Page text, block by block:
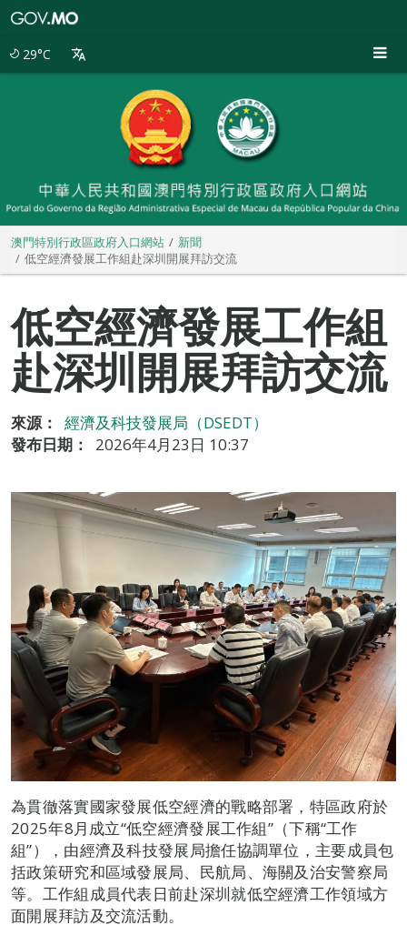
29°C
澳門特別行政區政府入口網站
新聞
低空經濟發展工作組赴深圳開展拜訪交流
低空經濟發展工作組
赴深圳開展拜訪交流
來源：
經濟及科技發展局（DSEDT）
發布日期：
2026年4月23日 10:37
為貫徹落實國家發展低空經濟的戰略部署，特區政府於
2025年8月成立“低空經濟發展工作組”（下稱“工作
組”），由經濟及科技發展局擔任協調單位，主要成員包
括政策研究和區域發展局、民航局、海關及治安警察局
等。工作組成員代表日前赴深圳就低空經濟工作領域方
面開展拜訪及交流活動。